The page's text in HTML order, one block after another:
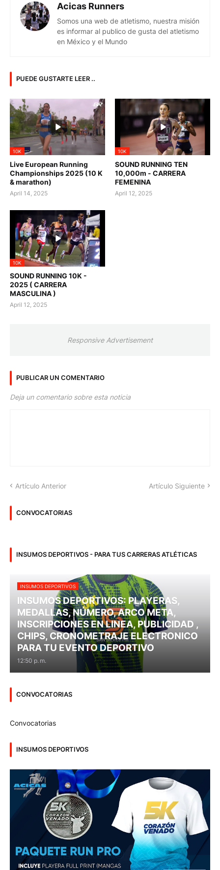
Acicas Runners
Somos una web de atletismo, nuestra misión
es informar al publico de gusta del atletismo
en México y el Mundo
PUEDE GUSTARTE LEER ..
10K
Live European Running
Championships 2025 (10 K
& marathon)
April 14, 2025
10K
SOUND RUNNING TEN
10,000m - CARRERA
FEMENINA
April 12, 2025
10K
SOUND RUNNING 10K -
2025 ( CARRERA
MASCULINA )
April 12, 2025
Responsive Advertisement
PUBLICAR UN COMENTARIO
Deja un comentario sobre esta noticia
Artículo Anterior Artículo Siguiente
CONVOCATORIAS
INSUMOS DEPORTIVOS - PARA TUS CARRERAS ATLÉTICAS
INSUMOS DEPORTIVOS
INSUMOS DEPORTIVOS: PLAYERAS,
MEDALLAS, NÚMERO, ARCO META,
INSCRIPCIONES EN LINEA, PUBLICIDAD ,
CHIPS, CRONOMETRAJE ELECTRONICO
PARA TU EVENTO DEPORTIVO
12:50 p. m.
CONVOCATORIAS
Convocatorias
INSUMOS DEPORTIVOS